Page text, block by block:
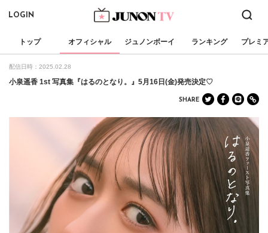
LOGIN
トップ オフィシャル ジュノンボーイ ランキング プレミ
配信日時：2025.02.28
小泉遥香 1st 写真集『はるのとなり。』5月16日(金)発売決定♡
SHARE